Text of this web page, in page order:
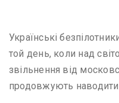
Українські
той день, коли над
звільнення від
продовжують наводити